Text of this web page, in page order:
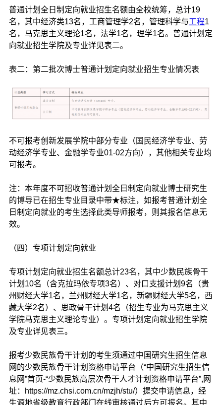
普通计划全日制定向就业招生名额由全校统筹，总计19
名，其中经济类13名，工商管理学2名，管理科学与工程1
名，马克思主义理论1名，法学1名，理学1名。普通计划定
向就业招生学院及专业详见表二。
表二：第二批次博士普通计划定向就业招生专业情况表
不可报考创新发展学院中部分专业（国民经济学专业、劳
动经济学专业、金融学专业01-02方向），其他相关专业均
可报考。
注：本年度不可招收普通计划全日制定向就业博士研究生
的博导已在招生专业目录中带★标注，如报考普通计划全
日制定向就业的考生选择此类导师报考，则其报名信息无
效。
（四）专项计划定向就业
专项计划定向就业招生名额总计23名，其中少数民族骨干
计划10名（含克拉玛依专项3名）、对口支援计划9名（贵
州财经大学1名，兰州财经大学1名，新疆财经大学5名，西
藏大学2名）、思政骨干计划4名（招生专业为马克思主义
学院马克思主义理论专业）。专项计划定向就业招生学院
及专业详见表三。
报考少数民族骨干计划的考生须通过中国研究生招生信息
网的少数民族骨干计划资格申请平台（“中国研究生招生信
息网”首页-“少数民族高层次骨干人才计划资格申请平台”,网
址：https://mz.chsi.com.cn/mzjh/stu/）提交申请信息，经
生源地省级教育行政部门在线审核通过后方可报名。其中